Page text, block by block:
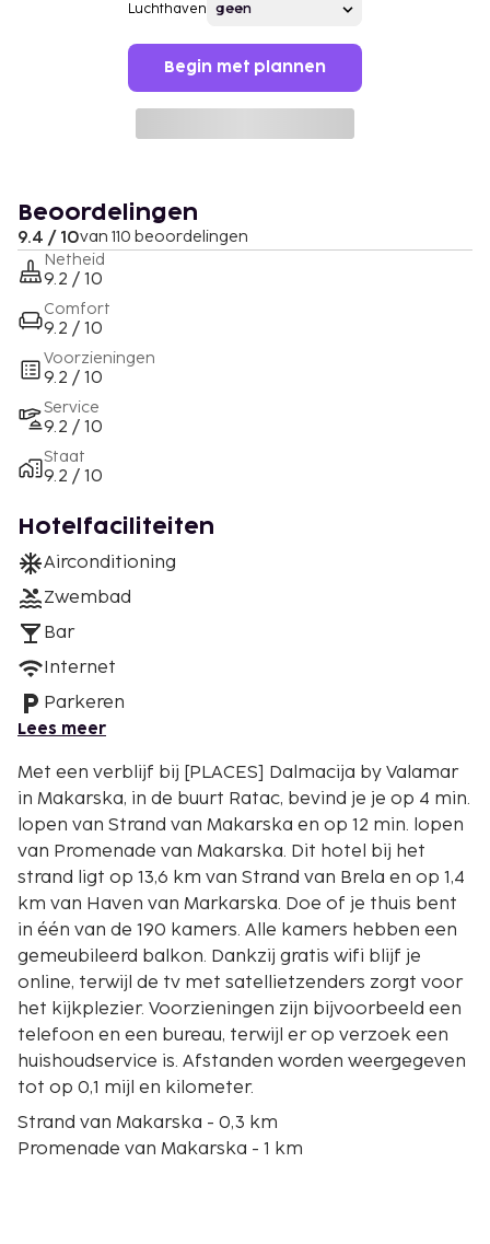
Luchthaven
Begin met plannen
Beoordelingen
9.4 / 10van 110 beoordelingen
Netheid
9.2 / 10
Comfort
9.2 / 10
Voorzieningen
9.2 / 10
Service
9.2 / 10
Staat
9.2 / 10
Hotelfaciliteiten
Airconditioning
Zwembad
Bar
Internet
Parkeren
Lees meer
Met een verblijf bij [PLACES] Dalmacija by Valamar
in Makarska, in de buurt Ratac, bevind je je op 4 min.
lopen van Strand van Makarska en op 12 min. lopen
van Promenade van Makarska. Dit hotel bij het
strand ligt op 13,6 km van Strand van Brela en op 1,4
km van Haven van Markarska. Doe of je thuis bent
in één van de 190 kamers. Alle kamers hebben een
gemeubileerd balkon. Dankzij gratis wifi blijf je
online, terwijl de tv met satellietzenders zorgt voor
het kijkplezier. Voorzieningen zijn bijvoorbeeld een
telefoon en een bureau, terwijl er op verzoek een
huishoudservice is. Afstanden worden weergegeven
tot op 0,1 mijl en kilometer.
Strand van Makarska - 0,3 km
Promenade van Makarska - 1 km